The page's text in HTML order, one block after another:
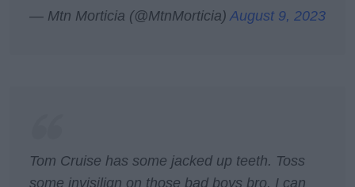
— Mtn Morticia (@MtnMorticia)August 9, 2023
Tom Cruise has some jacked up teeth. Toss
some invisilign on those bad boys bro. I can